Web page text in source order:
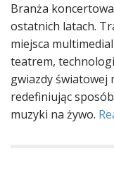
Branża
ostatnich latach.
miejsca
teatrem,
gwiazdy światowej
redefiniując
muzyki na żywo.